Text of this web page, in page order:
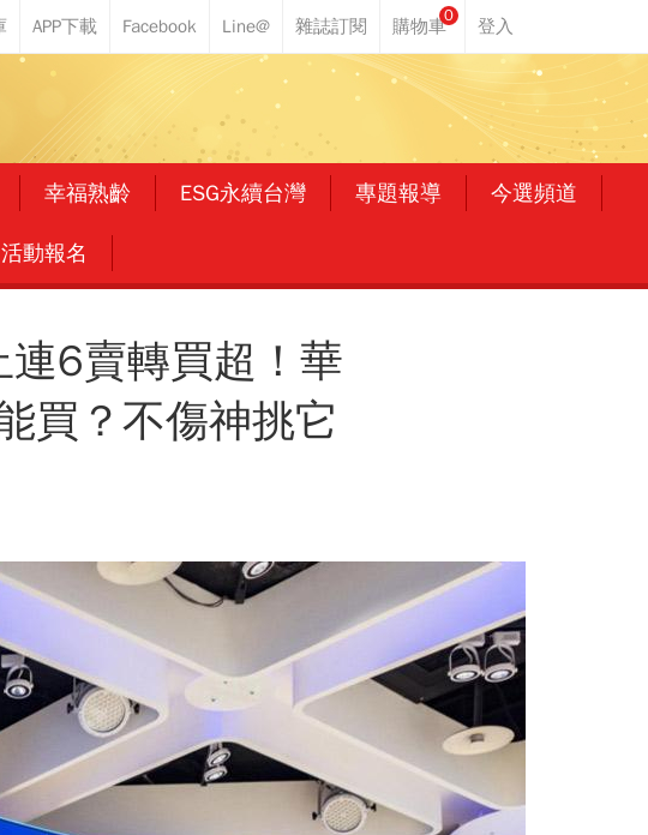
0
幸福熟齡 ESG永續台灣 專題報導 今選頻道
活動報名
6賣轉買超！華
買？不傷神挑它